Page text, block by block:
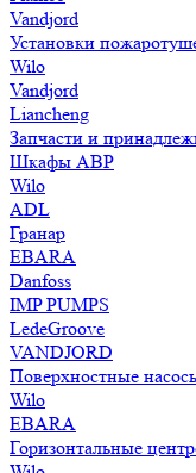
Vandjord
Установки
Wilo
Vandjord
Liancheng
Запчасти и
Шкафы АВР
Wilo
ADL
Гранар
EBARA
Danfoss
IMP PUMPS
LedeGroove
VANDJORD
Поверхностные
Wilo
EBARA
Горизонтальные